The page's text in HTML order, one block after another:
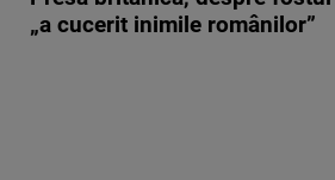
„a cucerit inimile românilor”